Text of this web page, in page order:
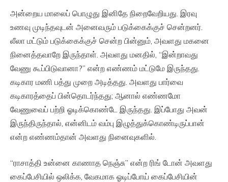
அன்றைய மாலைப் பொழுது இனிதே நிறைவேறியது. இரவு
உணவு முடிந்தவுடன் அனைவரும் படுக்கைக்குச் சென்றனர்.
லீலா மட்டும் படுக்கைக்குச் சென்ற பின்னும், அவளது மகனை
நினைத்தவாறே இருந்தாள். அவளது மனதில், “இன்றாவது
வேணு கூப்பிடுவானா?” என்ற எண்ணம் மட்டுமே இருந்தது.
கடிகார மணி பத்து முறை அடித்தது. அவளது பார்வை
கடிகாரத்தைப் பின்தொடர்ந்தது; ஆனால் எண்ணமோ
வேணுவைப் பற்றி ஓடிக்கொண்டே இருந்தது. இப்போது அவன்
இருந்திருந்தால், என்னிடம் வம்பு இழுத்துக்கொண்டிருப்பான்
என்ற எண்ணம்தான் அவளது நினைவுகளில்.
“ராசாத்தி உன்னை காணாத நெஞ்சு” என்ற ரிங் டோன் அவளது
கைப்பேசியில் ஒலிக்க, வேகமாக ஓடிப்போய் கைப்பேசியின்